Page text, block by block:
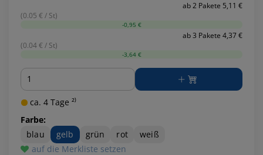
ab 2 Pakete 5,11 €
(0.05 € / St)
-0,95 €
ab 3 Pakete 4,37 €
(0.04 € / St)
-3,64 €
Menge
ca. 4 Tage ²⁾
Farbe:
blau
gelb grün rot
weiß
auf die Merkliste setzen